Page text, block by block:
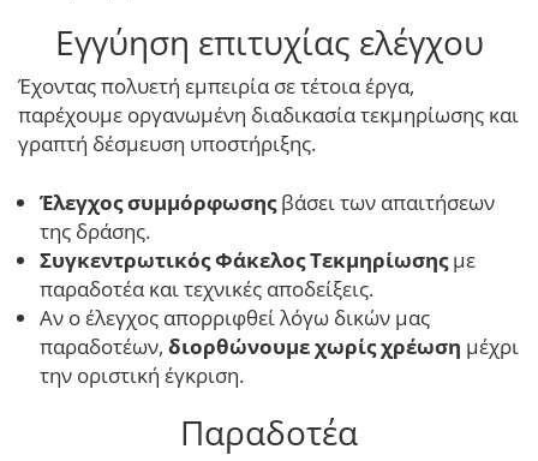
Εγγύηση επιτυχίας ελέγχου
Έχοντας πολυετή εμπειρία σε τέτοια έργα,
παρέχουμε οργανωμένη διαδικασία τεκμηρίωσης και
γραπτή δέσμευση υποστήριξης.
Έλεγχος συμμόρφωσηςβάσει των απαιτήσεων
της δράσης.
Συγκεντρωτικός Φάκελος Τεκμηρίωσηςμε
παραδοτέα και τεχνικές αποδείξεις.
Αν ο έλεγχος απορριφθεί λόγω δικών μας
παραδοτέων, διορθώνουμε χωρίς χρέωση μέχρι
την οριστική έγκριση.
Παραδοτέα